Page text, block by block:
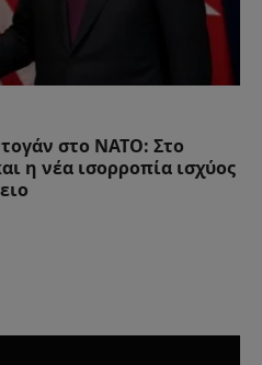
στο ΝΑΤΟ: Στο
η νέα ισορροπία ισχύος